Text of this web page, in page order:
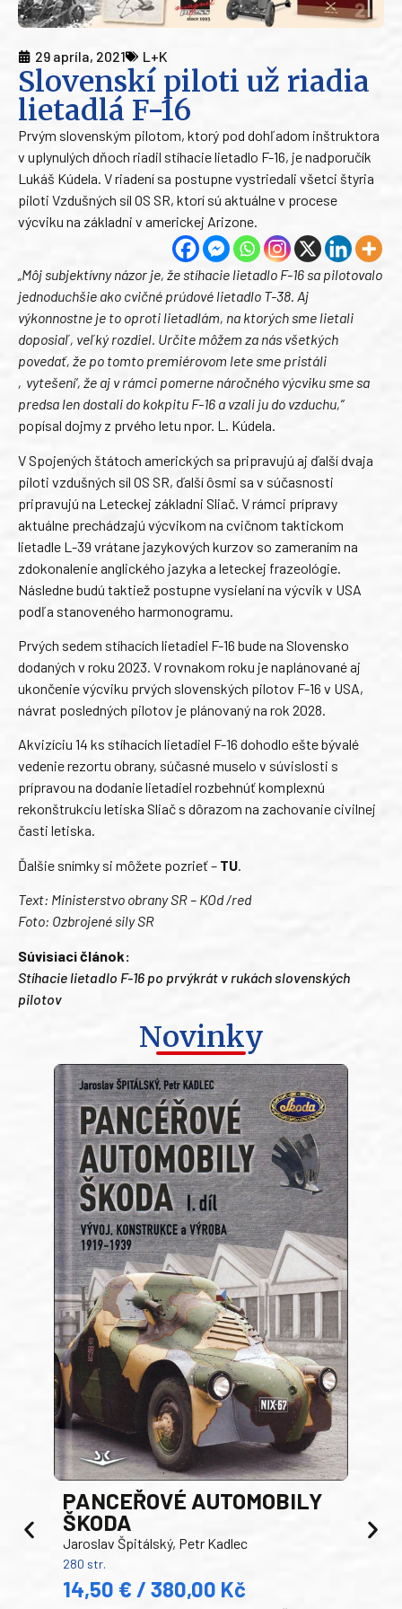
29 apríla, 2021 L+K
Slovenskí piloti už riadia
lietadlá F-16
Prvým slovenským pilotom, ktorý pod dohľadom inštruktora
v uplynulých dňoch riadil stíhacie lietadlo F-16, je nadporučík
Lukáš Kúdela. V riadení sa postupne vystriedali všetci štyria
piloti Vzdušných síl OS SR, ktorí sú aktuálne v procese
výcviku na základni v americkej Arizone.
„Môj subjektívny názor je, že stíhacie lietadlo F-16 sa pilotovalo
jednoduchšie ako cvičné prúdové lietadlo T-38. Aj
výkonnostne je to oproti lietadlám, na ktorých sme lietali
doposiaľ, veľký rozdiel. Určite môžem za nás všetkých
povedať, že po tomto premiérovom lete sme pristáli
‚vytešení‘, že aj v rámci pomerne náročného výcviku sme sa
predsa len dostali do kokpitu F-16 a vzali ju do vzduchu,“
popísal dojmy z prvého letu npor. L. Kúdela.
V Spojených štátoch amerických sa pripravujú aj ďalší dvaja
piloti vzdušných síl OS SR, ďalší ôsmi sa v súčasnosti
pripravujú na Leteckej základni Sliač. V rámci prípravy
aktuálne prechádzajú výcvikom na cvičnom taktickom
lietadle L-39 vrátane jazykových kurzov so zameraním na
zdokonalenie anglického jazyka a leteckej frazeológie.
Následne budú taktiež postupne vysielaní na výcvik v USA
podľa stanoveného harmonogramu.
Prvých sedem stíhacích lietadiel F-16 bude na Slovensko
dodaných v roku 2023. V rovnakom roku je naplánované aj
ukončenie výcviku prvých slovenských pilotov F-16 v USA,
návrat posledných pilotov je plánovaný na rok 2028.
Akvizíciu 14 ks stíhacích lietadiel F-16 dohodlo ešte bývalé
vedenie rezortu obrany, súčasné muselo v súvislosti s
prípravou na dodanie lietadiel rozbehnúť komplexnú
rekonštrukciu letiska Sliač s dôrazom na zachovanie civilnej
časti letiska.
Ďalšie snímky si môžete pozrieť – TU
Text: Ministerstvo obrany SR – KOd /red
Foto: Ozbrojené sily SR
Súvisiaci článok:
Stíhacie lietadlo F-16 po prvýkrát v rukách slovenských
pilotov
Novinky
PANCEŘOVÉ AUTOMOBILY
ŠKODA
Jaroslav Špitálský, Petr Kadlec
280 str.
14,50 € / 380,00 Kč